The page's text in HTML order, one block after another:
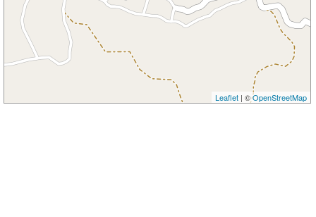
Leaflet| ©OpenStreetMap